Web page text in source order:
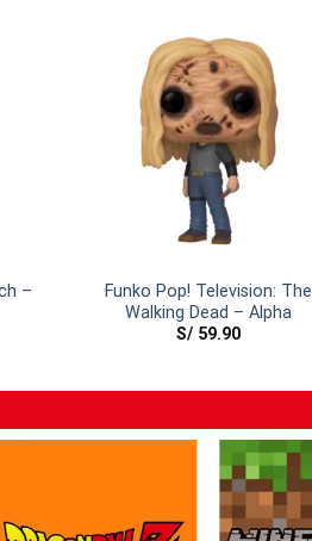
–
Funko Pop! Television: The
Walking Dead – Alpha
S/ 59.90